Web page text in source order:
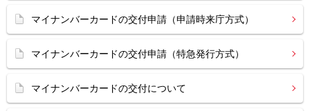
マイナンバーカードの交付申請（申請時来庁方式）
マイナンバーカードの交付申請（特急発行方式）
マイナンバーカードの交付について